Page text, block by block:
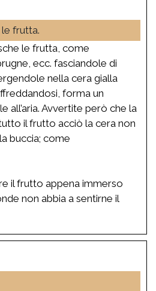
frutta.
le frutta, come
ecc. fasciandole di
nella cera gialla
forma un
all’aria. Avvertite però che la
il frutto acciò la cera non
buccia; come
il frutto appena immerso
non abbia a sentirne il